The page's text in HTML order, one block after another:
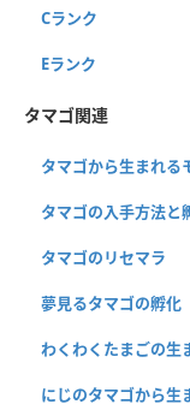
Cランク
Eランク
タマゴ関連
タマゴから生まれる
タマゴの入手方法と
タマゴのリセマラ
夢見るタマゴの孵化
わくわくたまごの生
にじのタマゴから生